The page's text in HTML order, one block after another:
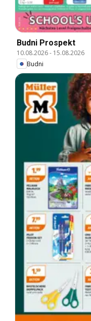
Budni Prospekt
10.08.2026- 15.08.2026
Budni